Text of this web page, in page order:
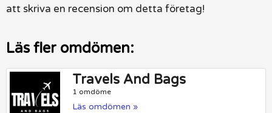
att skriva en recension om detta företag!
Läs fler omdömen:
Travels And Bags
1 omdöme
Läs omdömen »